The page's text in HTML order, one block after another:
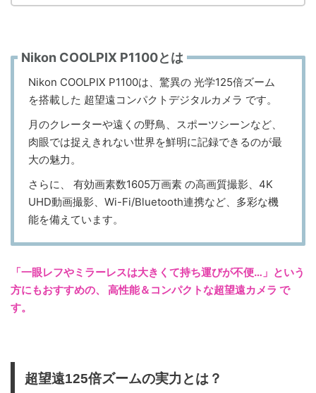
Nikon COOLPIX P1100とは
Nikon COOLPIX P1100は、驚異の 光学125倍ズーム
を搭載した 超望遠コンパクトデジタルカメラ です。
月のクレーターや遠くの野鳥、スポーツシーンなど、
肉眼では捉えきれない世界を鮮明に記録できるのが最
大の魅力。
さらに、 有効画素数1605万画素 の高画質撮影、4K
UHD動画撮影、Wi-Fi/Bluetooth連携など、多彩な機
能を備えています。
「一眼レフやミラーレスは大きくて持ち運びが不便…」という
方にもおすすめの、 高性能＆コンパクトな超望遠カメラ で
す。
超望遠125倍ズームの実力とは？